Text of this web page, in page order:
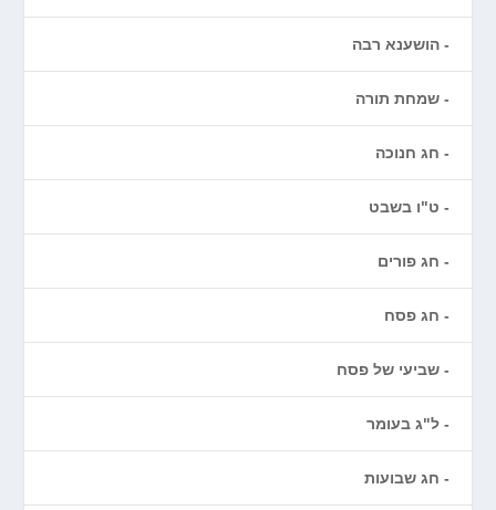
הושענא רבה
שמחת תורה
חג חנוכה
ט"ו בשבט
חג פורים
חג פסח
שביעי של פסח
ל"ג בעומר
חג שבועות